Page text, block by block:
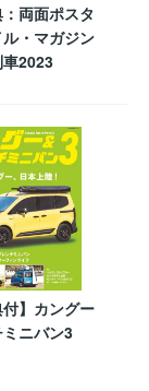
：両面ポスタ
・マガジン
2023
付】カングー
ニバン3